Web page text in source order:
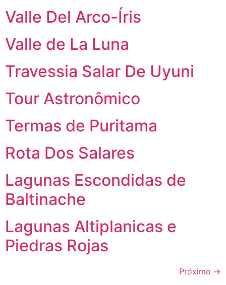
Valle Del Arco-Íris
Valle de La Luna
Travessia Salar De Uyuni
Tour Astronômico
Termas de Puritama
Rota Dos Salares
Lagunas Escondidas de
Baltinache
Lagunas Altiplanicas e
Piedras Rojas
Próximo →